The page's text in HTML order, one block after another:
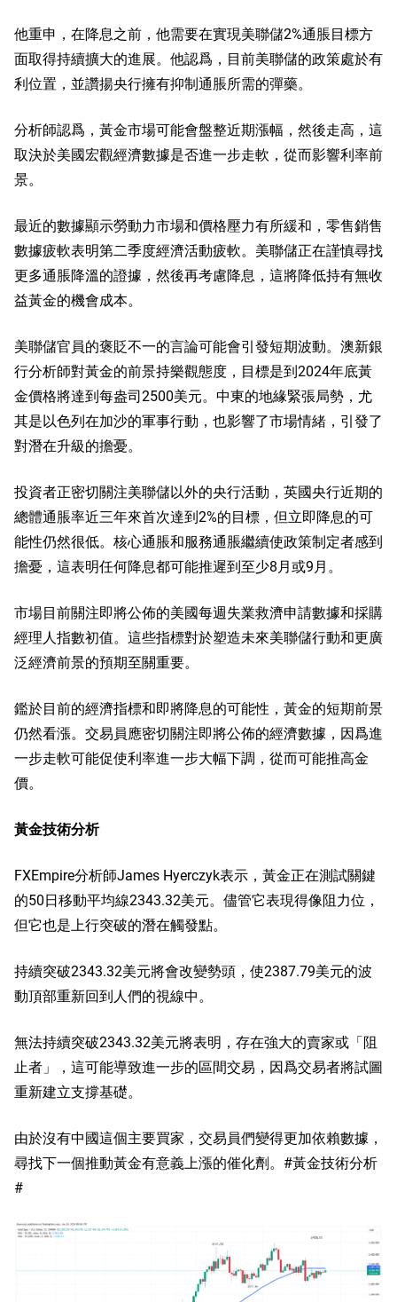
他重申，在降息之前，他需要在實現美聯儲2%通脹目標方
面取得持續擴大的進展。他認爲，目前美聯儲的政策處於有
利位置，並讚揚央行擁有抑制通脹所需的彈藥。
分析師認爲，黃金市場可能會盤整近期漲幅，然後走高，這
取決於美國宏觀經濟數據是否進一步走軟，從而影響利率前
景。
最近的數據顯示勞動力市場和價格壓力有所緩和，零售銷售
數據疲軟表明第二季度經濟活動疲軟。美聯儲正在謹慎尋找
更多通脹降溫的證據，然後再考慮降息，這將降低持有無收
益黃金的機會成本。
美聯儲官員的褒貶不一的言論可能會引發短期波動。澳新銀
行分析師對黃金的前景持樂觀態度，目標是到2024年底黃
金價格將達到每盎司2500美元。中東的地緣緊張局勢，尤
其是以色列在加沙的軍事行動，也影響了市場情緒，引發了
對潛在升級的擔憂。
投資者正密切關注美聯儲以外的央行活動，英國央行近期的
總體通脹率近三年來首次達到2%的目標，但立即降息的可
能性仍然很低。核心通脹和服務通脹繼續使政策制定者感到
擔憂，這表明任何降息都可能推遲到至少8月或9月。
市場目前關注即將公佈的美國每週失業救濟申請數據和採購
經理人指數初值。這些指標對於塑造未來美聯儲行動和更廣
泛經濟前景的預期至關重要。
鑑於目前的經濟指標和即將降息的可能性，黃金的短期前景
仍然看漲。交易員應密切關注即將公佈的經濟數據，因爲進
一步走軟可能促使利率進一步大幅下調，從而可能推高金
價。
黃金技術分析
FXEmpire分析師James Hyerczyk表示，黃金正在測試關鍵
的50日移動平均線2343.32美元。儘管它表現得像阻力位，
但它也是上行突破的潛在觸發點。
持續突破2343.32美元將會改變勢頭，使2387.79美元的波
動頂部重新回到人們的視線中。
無法持續突破2343.32美元將表明，存在強大的賣家或「阻
止者」，這可能導致進一步的區間交易，因爲交易者將試圖
重新建立支撐基礎。
由於沒有中國這個主要買家，交易員們變得更加依賴數據，
尋找下一個推動黃金有意義上漲的催化劑。 #黃金技術分析
#